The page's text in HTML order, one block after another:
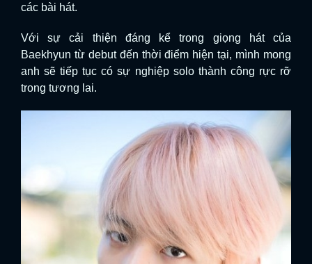
các bài hát.
Với sự cải thiện đáng kể trong giọng hát của
Baekhyun từ debut đến thời điểm hiện tại, mình mong
anh sẽ tiếp tục có sự nghiệp solo thành công rực rỡ
trong tương lai.